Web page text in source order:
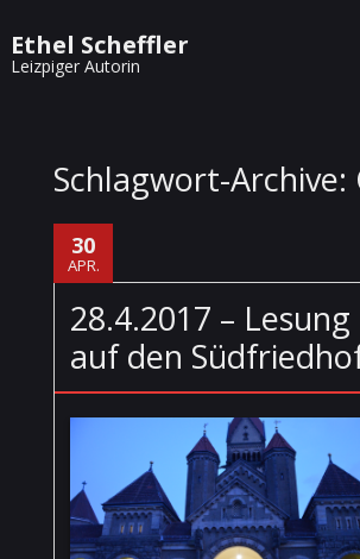
Ethel Scheffler
Leizpiger Autorin
Schlagwort-Archive:
30
APR.
28.4.2017 – Lesung
auf den